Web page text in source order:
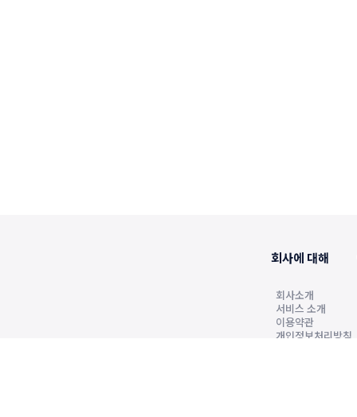
회사에 대해
회사소개
서비스 소개
이용약관
개인정보처리방침